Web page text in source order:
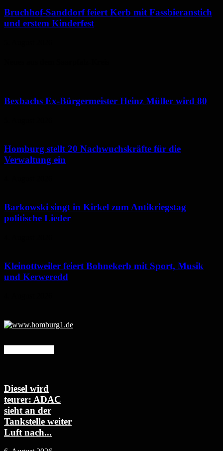
Bruchhof-Sanddorf feiert Kerb mit Fassbieranstich
und erstem Kinderfest
Bexbachs Ex-Bürgermeister Heinz Müller wird 80
Homburg stellt 20 Nachwuchskräfte für die
Verwaltung ein
Barkowski singt in Kirkel zum Antikriegstag
politische Lieder
Kleinottweiler feiert Bohnekerb mit Sport, Musik
und Kerweredd
Diesel wird
teurer: ADAC
sieht an der
Tankstelle weiter
Luft nach...